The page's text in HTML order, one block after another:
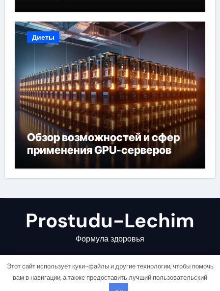
Диеты
Обзор возможностей и сфер
применения GPU-серверов
Prostudu-Lechim
Формула здоровья
Этот сайт использует куки-файлы и другие технологии, чтобы помочь
вам в навигации, а также предоставить лучший пользовательский